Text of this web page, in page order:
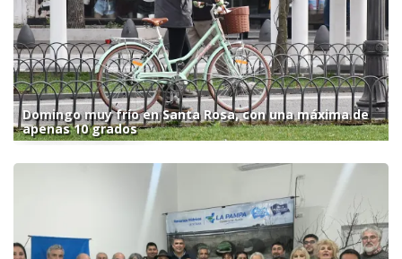
Domingo muy frío en Santa Rosa, con una máxima de
apenas 10 grados